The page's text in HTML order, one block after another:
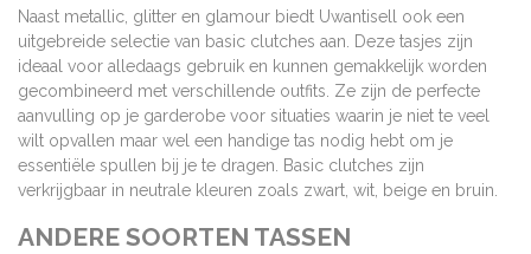
Naast metallic, glitter en glamour biedt Uwantisell ook een
uitgebreide selectie van basic clutches aan. Deze tasjes zijn
ideaal voor alledaags gebruik en kunnen gemakkelijk worden
gecombineerd met verschillende outfits. Ze zijn de perfecte
aanvulling op je garderobe voor situaties waarin je niet te veel
wilt opvallen maar wel een handige tas nodig hebt om je
essentiële spullen bij je te dragen. Basic clutches zijn
verkrijgbaar in neutrale kleuren zoals zwart, wit, beige en bruin.
ANDERE SOORTEN TASSEN